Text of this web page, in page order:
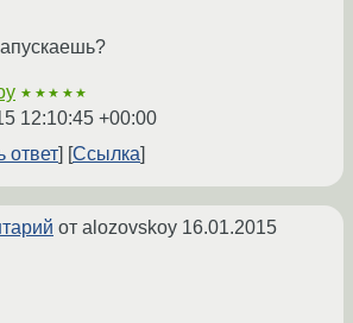
★★★★★
12:10:45 +00:00
ответ
Ссылка
от alozovskoy 16.01.2015